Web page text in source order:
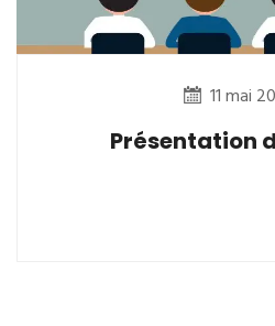
11 mai
Présentation